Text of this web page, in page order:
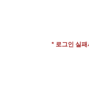
* 로그인 실패